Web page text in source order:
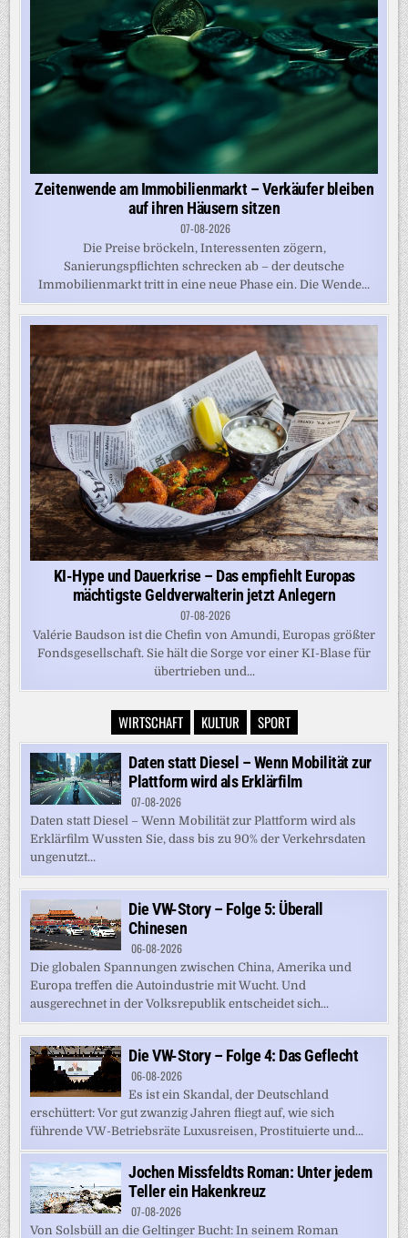
Zeitenwende am Immobilienmarkt – Verkäufer bleiben
auf ihren Häusern sitzen
07-08-2026
Die Preise bröckeln, Interessenten zögern,
Sanierungspflichten schrecken ab – der deutsche
Immobilienmarkt tritt in eine neue Phase ein. Die Wende...
KI-Hype und Dauerkrise – Das empfiehlt Europas
mächtigste Geldverwalterin jetzt Anlegern
07-08-2026
Valérie Baudson ist die Chefin von Amundi, Europas größter
Fondsgesellschaft. Sie hält die Sorge vor einer KI-Blase für
übertrieben und...
WIRTSCHAFT KULTUR SPORT
Daten statt Diesel – Wenn Mobilität zur
Plattform wird als Erklärfilm
07-08-2026
Daten statt Diesel – Wenn Mobilität zur Plattform wird als
Erklärfilm Wussten Sie, dass bis zu 90% der Verkehrsdaten
ungenutzt...
Die VW-Story – Folge 5: Überall
Chinesen
06-08-2026
Die globalen Spannungen zwischen China, Amerika und
Europa treffen die Autoindustrie mit Wucht. Und
ausgerechnet in der Volksrepublik entscheidet sich...
Die VW-Story – Folge 4: Das Geflecht
06-08-2026
Es ist ein Skandal, der Deutschland
erschüttert: Vor gut zwanzig Jahren fliegt auf, wie sich
führende VW-Betriebsräte Luxusreisen, Prostituierte und...
Jochen Missfeldts Roman: Unter jedem
Teller ein Hakenkreuz
07-08-2026
Von Solsbüll an die Geltinger Bucht: In seinem Roman